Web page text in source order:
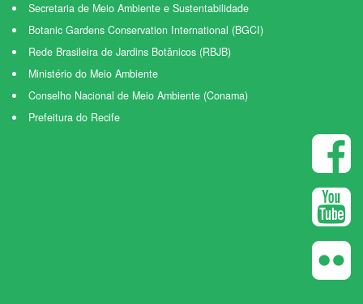
Secretaria de Meio Ambiente e Sustentabilidade
Botanic Gardens Conservation International (BGCI)
Rede Brasileira de Jardins Botânicos (RBJB)
Ministério do Meio Ambiente
Conselho Nacional de Meio Ambiente (Conama)
Prefeitura do Recife